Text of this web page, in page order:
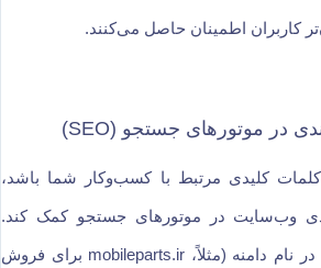
کاربران اطمینان حاصل می‌کنند.
کلیدی مرتبط با کسب‌وکار شما باشد،
وب‌سایت در موتورهای جستجو کمک کند.
استفاده از کلمات کلیدی در نام دامنه (مثلاً، mobileparts.ir برای فروش